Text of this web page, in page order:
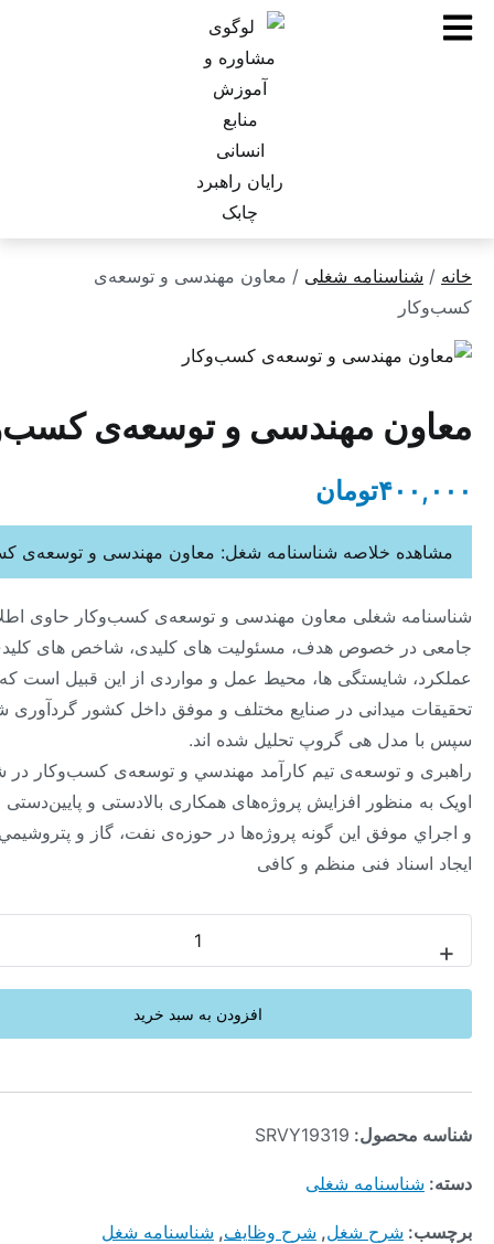
شغلی/ معاون مهندسی و توسعه‌ی
مهندسی و توسعه‌ی کسب‌وکار
تومان
شغلی معاون مهندسی و توسعه‌ی کسب‌وکار حاوی اطلاعات
خصوص هدف، مسئولیت های کلیدی، شاخص های کلیدی
شایستگی ها، محیط عمل و مواردی از این قبیل است که از
میدانی در صنایع مختلف و موفق داخل کشور گردآوری شده و
هی گروپ تحلیل شده اند.
و توسعه‌ی تيم كارآمد مهندسي و توسعه‌ی کسب‌وکار در شرکت
منظور افزایش پروژه‌های همکاری بالادستی و ‏پایین‌دستی و طراحي
موفق این گونه پروژه‌ها در حوزه‌ی نفت، گاز و پتروشيمي همراه با
فنی منظم و کافی
خلاصه شناسنامه شغل: معاون مهندسی و توسعه‌ی کسب‌وکار
افزودن به سبد خرید
محصول:SRVY19319
شغلی
شرح شغل ,شرح وظایف, شناسنامه شغل